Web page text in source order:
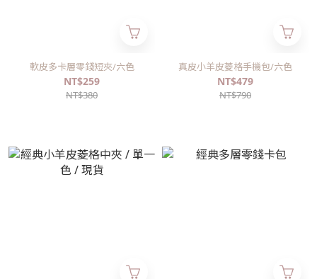
軟皮多卡層零錢短夾/六色
NT$259
NT$380
真皮小羊皮菱格手機包/六色
NT$479
NT$790